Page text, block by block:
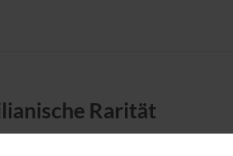
Rarität
wird seit Generationen für die